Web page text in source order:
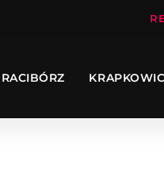
RACIBÓRZ